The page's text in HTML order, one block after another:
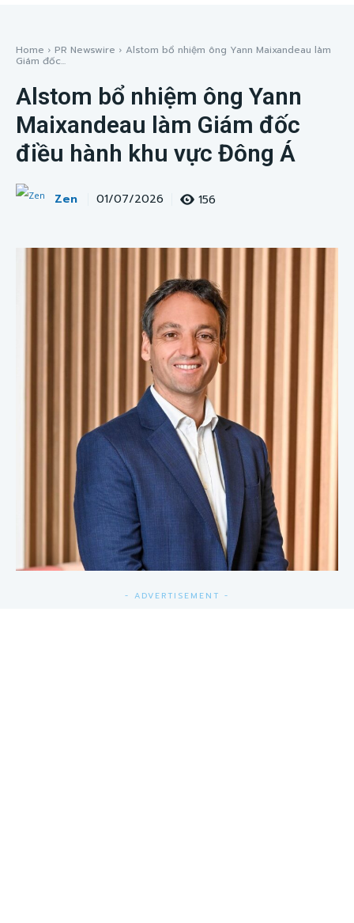
Home PR Newswire Alstom bổ nhiệm ông Yann Maixandeau làm
Giám đốc...
Alstom bổ nhiệm ông Yann
Maixandeau làm Giám đốc
điều hành khu vực Đông Á
Zen 01/07/2026 156
- ADVERTISEMENT -